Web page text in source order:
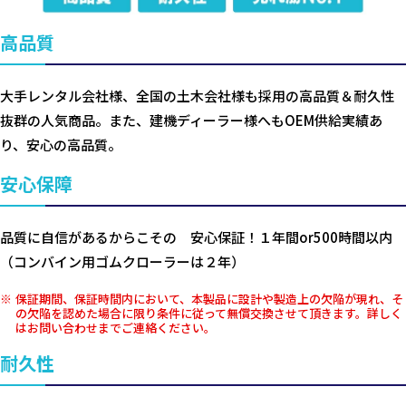
高品質
大手レンタル会社様、全国の土木会社様も採用の高品質＆耐久性
抜群の人気商品。また、建機ディーラー様へもOEM供給実績あ
り、安心の高品質。
安心保障
品質に自信があるからこその 安心保証！１年間or500時間以内
（コンバイン用ゴムクローラーは２年）
保証期間、保証時間内において、本製品に設計や製造上の欠陥が現れ、そ
の欠陥を認めた場合に限り条件に従って無償交換させて頂きます。詳しく
はお問い合わせまでご連絡ください。
耐久性